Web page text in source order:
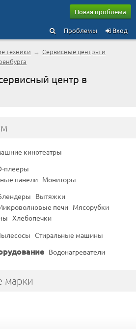
Новая проблема
Вход
Проблемы
техники → Сервисные центры и
центр в
кинотеатры
плееры
панели Мониторы
Вытяжки
печи Мясорубки
Хлебопечки
Стиральные машины
Водонагреватели
марки